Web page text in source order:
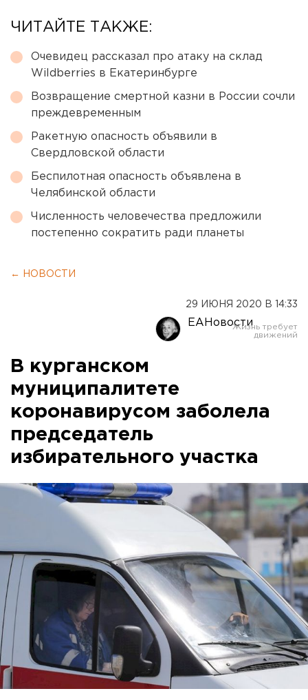
ЧИТАЙТЕ ТАКЖЕ:
Очевидец рассказал про атаку на склад
Wildberries в Екатеринбурге
Возвращение смертной казни в России сочли
преждевременным
Ракетную опасность объявили в
Свердловской области
Беспилотная опасность объявлена в
Челябинской области
Численность человечества предложили
постепенно сократить ради планеты
← НОВОСТИ
29 ИЮНЯ 2020 В 14:33
ЕАНовости
В курганском
муниципалитете
коронавирусом заболела
председатель
избирательного участка